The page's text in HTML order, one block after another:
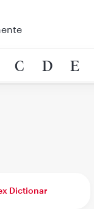
C D E
Dictionar